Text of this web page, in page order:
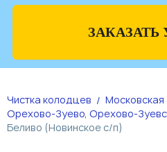
ЗАКАЗАТЬ
Чистка колодцев
Московская
Орехово-Зуево, Орехово-
Беливо (Новинское с/п)